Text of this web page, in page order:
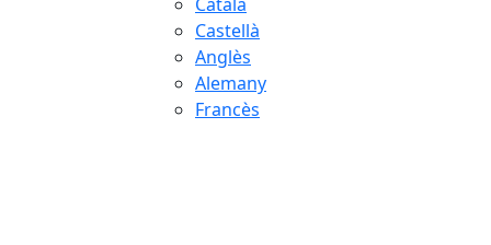
Castellà
Anglès
Alemany
Francès